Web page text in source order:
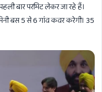
बार परमिट लेकर जा रहे हैं।
बस 5 से 6 गांव कवर करेगी। 35